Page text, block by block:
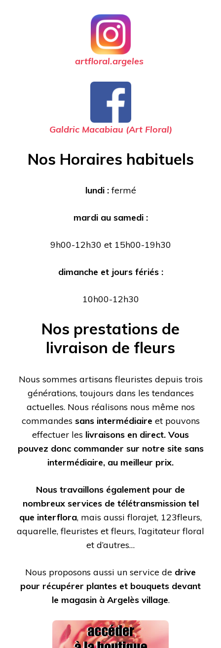
artfloral.argeles
Galdric Macabiau (Art Floral)
Nos Horaires habituels
lundi :fermé
mardi au samedi :
9h00-12h30 et 15h00-19h30
dimanche et jours fériés :
10h00-12h30
Nos prestations de
livraison de fleurs
Nous sommes artisans fleuristes depuis trois
générations, toujours dans les tendances
actuelles. Nous réalisons nous même nos
commandes sans intermédiaire et pouvons
effectuer les livraisons en direct. Vous
pouvez donc commander sur notre site sans
intermédiaire, au meilleur prix.
Nous travaillons également pour de
nombreux services de télétransmission tel
que interflora, mais aussi florajet, 123fleurs,
aquarelle, fleuristes et fleurs, l’agitateur floral
et d’autres…
Nous proposons aussi un service de drive
pour récupérer plantes et bouquets devant
le magasin à Argelès village.